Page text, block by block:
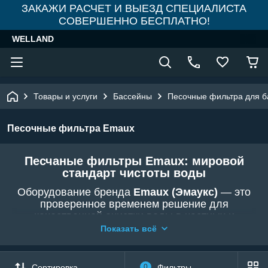
ЗАКАЖИ РАСЧЕТ И ВЫЕЗД СПЕЦИАЛИСТА
СОВЕРШЕННО БЕСПЛАТНО!
WELLAND
Товары и услуги Бассейны Песочные фильтра для
Песочные фильтра Emaux
Песчаные фильтры Emaux: мировой
стандарт чистоты воды
Оборудование бренда Emaux (Эмаукс) — это
проверенное временем решение для
качественной очистки воды в частных и
коммерческих бассейнах. В магазине
P, Sи другие. Эти фильтры обеспечивают
тонкую механическую очистку, удаляя взвеси и
Показать всё